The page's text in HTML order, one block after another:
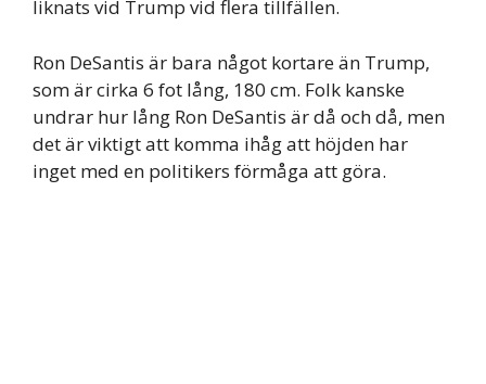
liknats vid Trump vid flera tillfällen.
Ron DeSantis är bara något kortare än Trump,
som är cirka 6 fot lång, 180 cm. Folk kanske
undrar hur lång Ron DeSantis är då och då, men
det är viktigt att komma ihåg att höjden har
inget med en politikers förmåga att göra.